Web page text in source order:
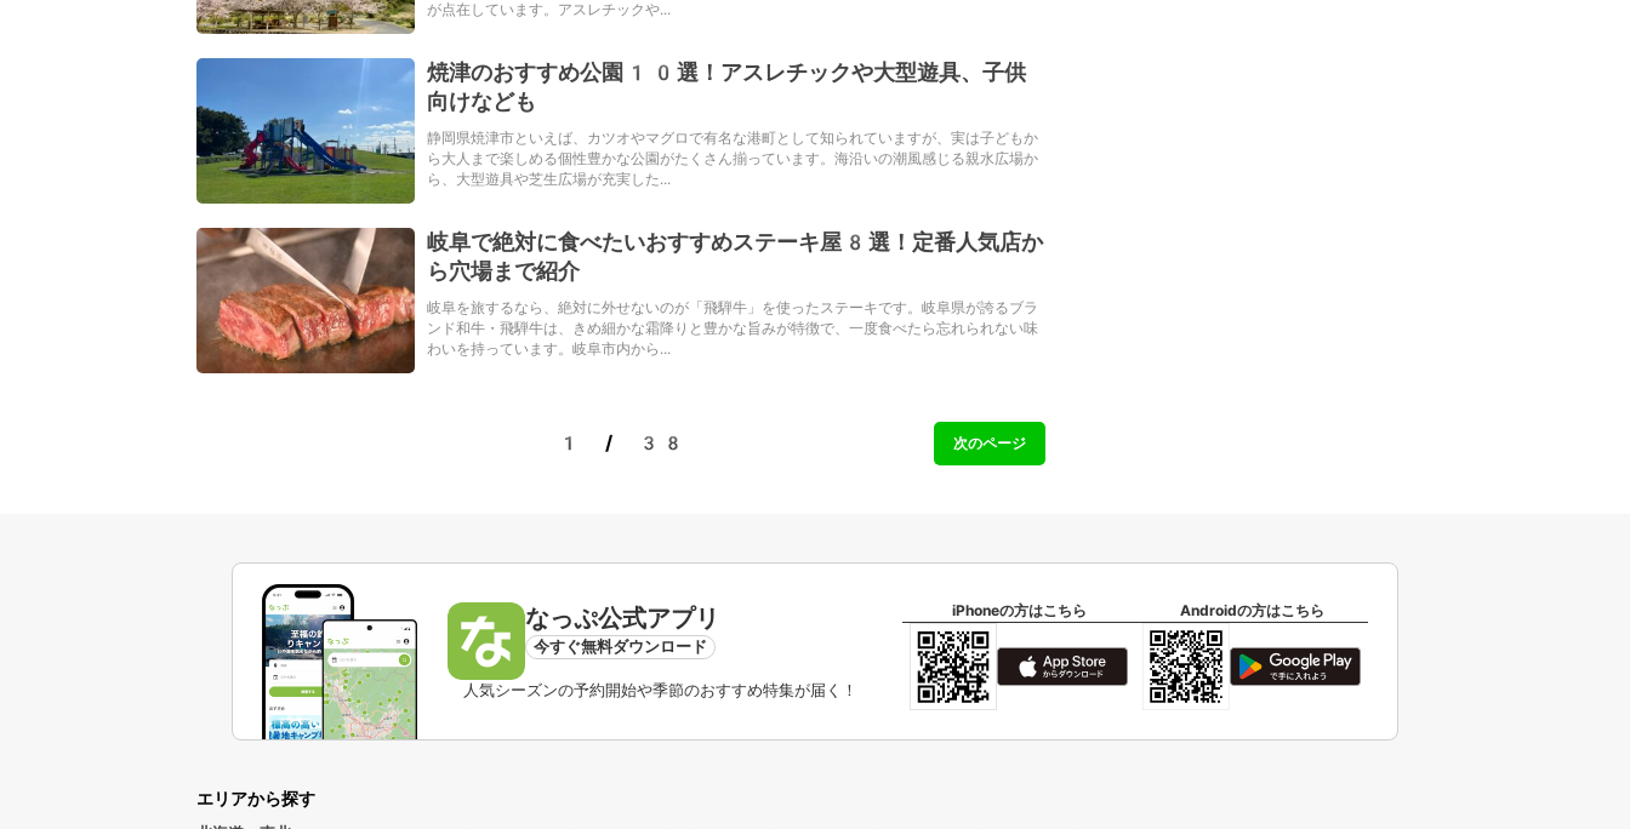
が点在しています。アスレチックや...
焼津のおすすめ公園10選！アスレチックや大型遊具、子供
向けなども
静岡県焼津市といえば、カツオやマグロで有名な港町として知られていますが、実は子どもか
ら大人まで楽しめる個性豊かな公園がたくさん揃っています。海沿いの潮風感じる親水広場か
ら、大型遊具や芝生広場が充実した...
岐阜で絶対に食べたいおすすめステーキ屋8選！定番人気店か
ら穴場まで紹介
岐阜を旅するなら、絶対に外せないのが「飛騨牛」を使ったステーキです。岐阜県が誇るブラ
ンド和牛・飛騨牛は、きめ細かな霜降りと豊かな旨みが特徴で、一度食べたら忘れられない味
わいを持っています。岐阜市内から...
1 / 38 次のページ
なっぷ公式アプリ
今すぐ無料ダウンロード
人気シーズンの予約開始や季節のおすすめ特集が届く！
iPhoneの方はこちら Androidの方はこちら
エリアから探す